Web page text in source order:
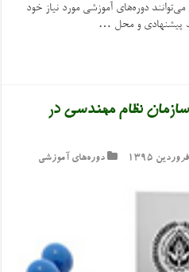
می‌توانند دوره‌های آموزشی مورد نیاز خود
پیشنهادی و محل …
نظام مهندسی در
دوره‌های آموزشی